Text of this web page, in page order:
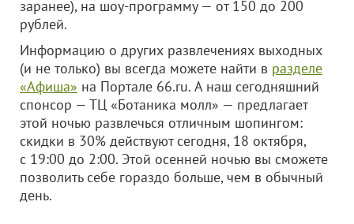
заранее), на шоу-программу — от 150 до 200
рублей.
Информацию о других развлечениях выходных
(и не только) вы всегда можете найти в разделе
«Афиша» на Портале 66.ru. А наш сегодняшний
спонсор — ТЦ «Ботаника молл» — предлагает
этой ночью развлечься отличным шопингом:
скидки в 30% действуют сегодня, 18 октября,
с 19:00 до 2:00. Этой осенней ночью вы сможете
позволить себе гораздо больше, чем в обычный
день.